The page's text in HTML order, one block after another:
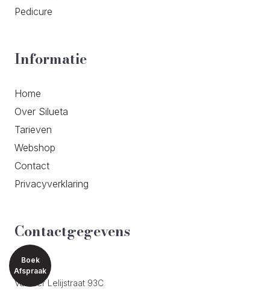
Pedicure
Informatie
Home
Over Silueta
Tarieven
Webshop
Contact
Privacyverklaring
Contactgegevens
ADRES
Van der Lelijstraat 93C
Boek
Afspraak